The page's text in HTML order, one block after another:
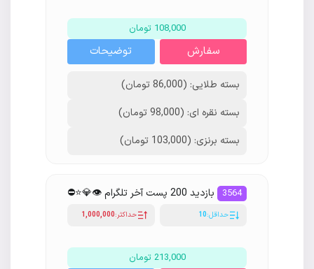
108,000 تومان
سفارش توضیحات
بسته طلایی: (86,000 تومان)
بسته نقره ای: (98,000 تومان)
بسته برنزی: (103,000 تومان)
3564 بازدید 200 پست آخر تلگرام 👁💎⭐️⛔
حداقل:10 حداکثر:1,000,000
213,000 تومان